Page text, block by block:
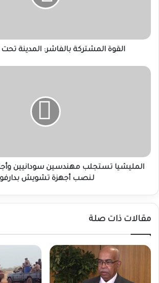
القوة المشتركة بالفاشر: المدينة
المليشيا
أجهزة
تشويش
المليشيا تستجلب مهندسين سودانيين
لنصب أجهزة تشويش
مقالات ذات صلة